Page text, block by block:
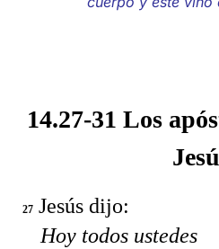
14.27-31 Los
27 Jesús dijo:
Hoy todos ustedes